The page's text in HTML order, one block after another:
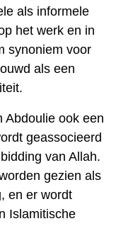
als informele
het werk en in
synoniem voor
als een
Abdoulie ook een
geassocieerd
van Allah.
gezien als
en er wordt
Islamitische